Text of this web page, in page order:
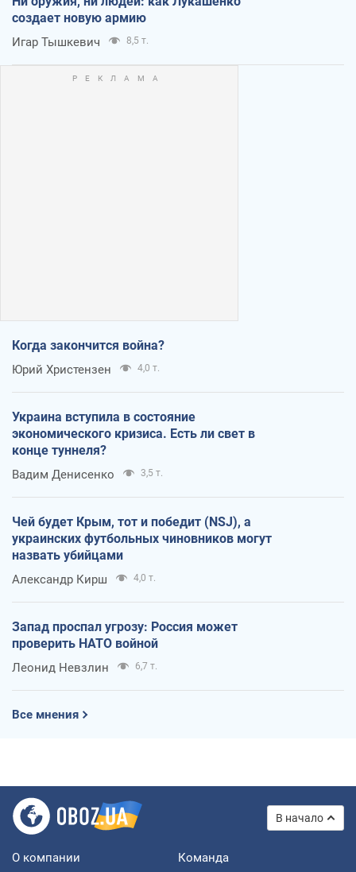
создает новую армию
Игар Тышкевич 8,5 т.
Когда закончится война?
Юрий Христензен 4,0 т.
Украина вступила в состояние
экономического кризиса. Есть ли свет в
конце туннеля?
Вадим Денисенко 3,5 т.
Чей будет Крым, тот и победит (NSJ), а
украинских футбольных чиновников могут
назвать убийцами
Александр Кирш 4,0 т.
Запад проспал угрозу: Россия может
проверить НАТО войной
Леонид Невзлин 6,7 т.
Все мнения
В начало
О компании Команда